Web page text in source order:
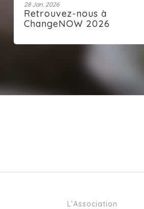
28 Jan. 2026
Retrouvez-nous à
ChangeNOW 2026
L’Association